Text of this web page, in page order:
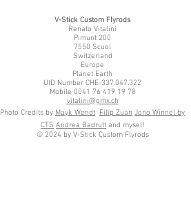
V-Stick Custom Flyrods
Renato Vitalini
Pimunt 200
7550 Scuol
Switzerland
Europe
Planet Earth
UID Number CHE-337.047.322
Mobile 0041 76 419 19 78
vitalini@gmx.ch
Photo Credits by Mayk Wendt Filip Zuan Jono Winnel by
CTS Andrea Badrutt and myself
© 2024 by V-Stick Custom Flyrods